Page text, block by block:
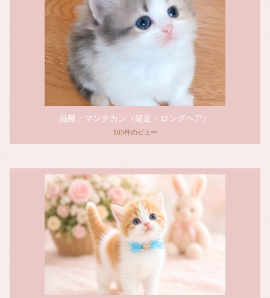
品種：マンチカン（短足・ロングヘア）
165件のビュー